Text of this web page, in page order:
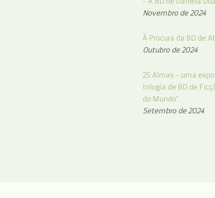
Novembro de 2024
À Procura da BD de
Outubro de 2024
25 Almas – uma
trilogia de BD de
do Mundo”
Setembro de 2024